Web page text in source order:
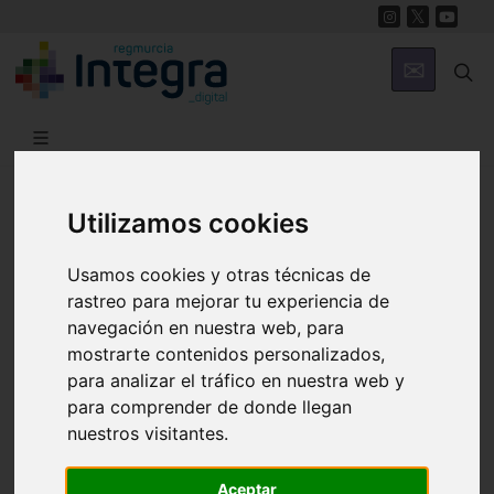
Utilizamos cookies
Usamos cookies y otras técnicas de
rastreo para mejorar tu experiencia de
navegación en nuestra web, para
mostrarte contenidos personalizados,
para analizar el tráfico en nuestra web y
para comprender de donde llegan
nuestros visitantes.
Aceptar
Muram: Actividades
exposición 'La luz, el
eco', del colectivo Art
Nostrum